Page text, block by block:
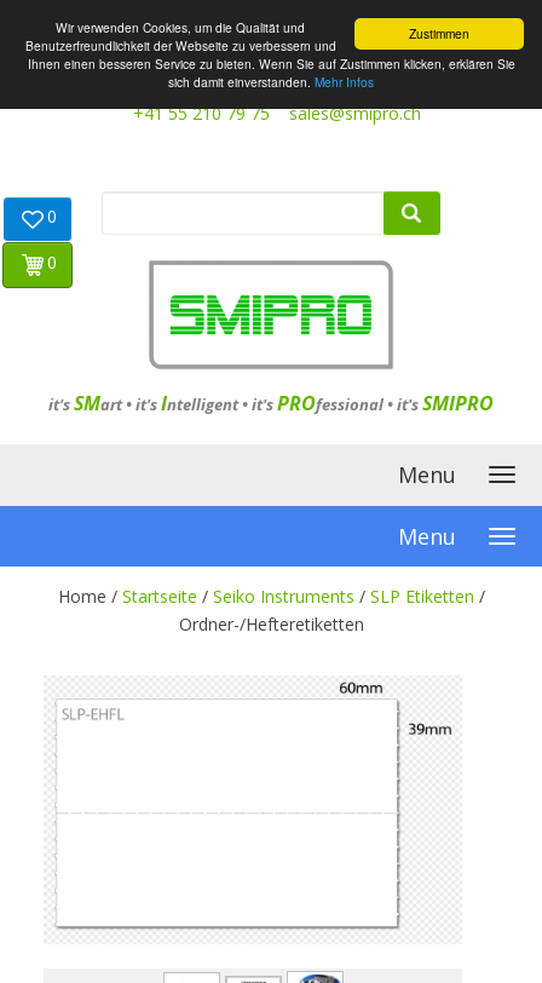
Zustimmen
Wir verwenden Cookies, um die Qualität und
Benutzerfreundlichkeit der Webseite zu verbessern und
Ihnen einen besseren Service zu bieten. Wenn Sie auf Zustimmen klicken, erklären Sie
sich damit einverstanden. Mehr Infos
+41 55 210 79 75 sales@smipro.ch
it'sSMart •it'sIntelligent•it'sPROfessional •it'sSMIPRO
0
0
Menu
Menu
Home / Startseite / Seiko Instruments / SLP Etiketten /
Ordner-/Hefteretiketten